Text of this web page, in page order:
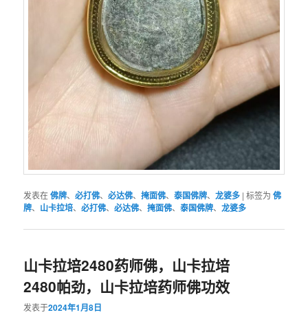
发表在佛牌、必打佛、必达佛、掩面佛、泰国佛牌、龙婆多 |标签为 佛
牌、 山卡拉培、必打佛、必达佛、掩面佛、泰国佛牌、龙婆多
山卡拉培2480药师佛，山卡拉培
2480帕劲，山卡拉培药师佛功效
发表于2024年1月8日